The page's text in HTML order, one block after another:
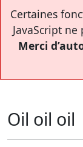
Certaines
JavaScript
Merci
Oil oil oil